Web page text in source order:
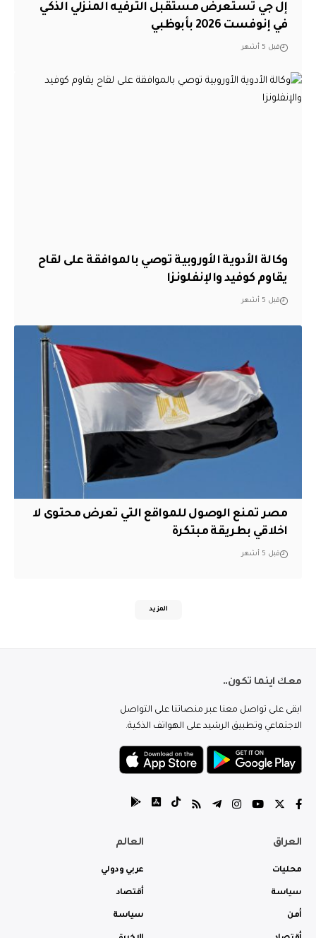
إل جي تستعرض مستقبل الترفيه المنزلي الذكي
في إنوفست 2026 بأبوظبي
قبل 5 أشهر
وكالة الأدوية الأوروبية توصي بالموافقة على لقاح
يقاوم كوفيد والإنفلونزا
قبل 5 أشهر
مصر تمنع الوصول للمواقع التي تعرض محتوى لا
اخلاقي بطريقة مبتكرة
قبل 5 أشهر
المزيد
معك اينما تكون..
ابقى على تواصل معنا عبر منصاتنا على التواصل
الاجتماعي وتطبيق الرشيد على الهواتف الذكية.
العراق
محليات
سياسة
أمن
العالم
عربي ودولي
أقتصاد
سياسة